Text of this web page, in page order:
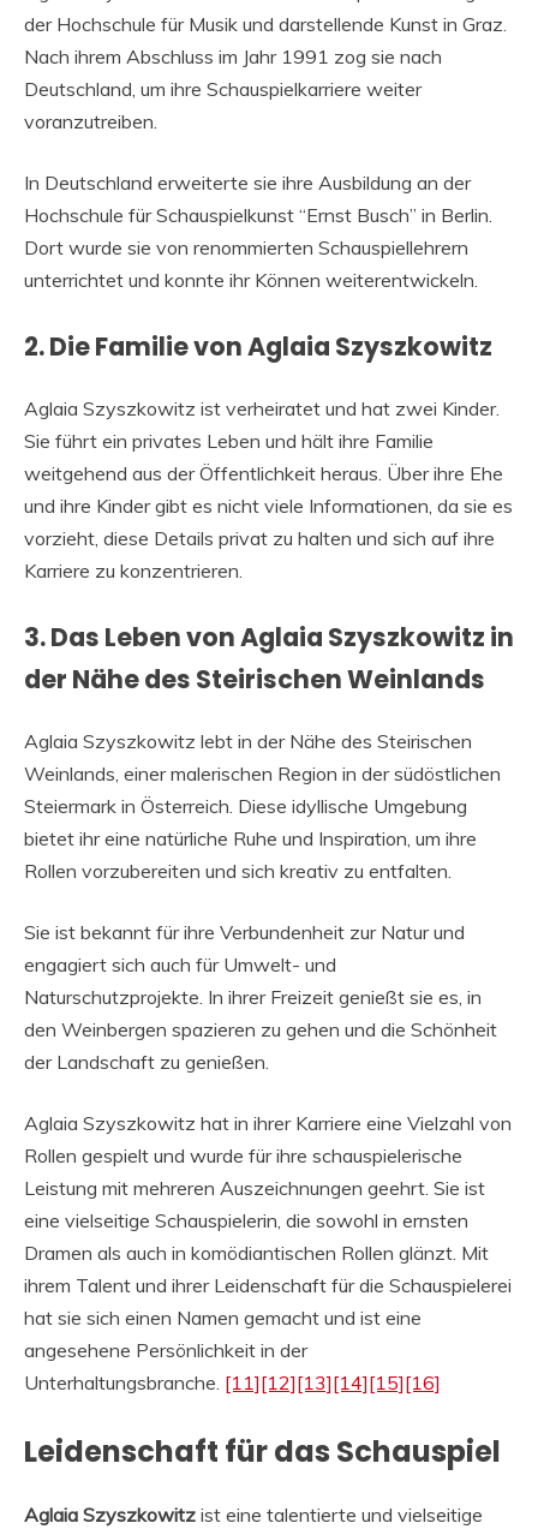
der Hochschule für Musik und darstellende Kunst in Graz.
Nach ihrem Abschluss im Jahr 1991 zog sie nach
Deutschland, um ihre Schauspielkarriere weiter
voranzutreiben.
In Deutschland erweiterte sie ihre Ausbildung an der
Hochschule für Schauspielkunst “Ernst Busch” in Berlin.
Dort wurde sie von renommierten Schauspiellehrern
unterrichtet und konnte ihr Können weiterentwickeln.
2. Die Familie von Aglaia Szyszkowitz
Aglaia Szyszkowitz ist verheiratet und hat zwei Kinder.
Sie führt ein privates Leben und hält ihre Familie
weitgehend aus der Öffentlichkeit heraus. Über ihre Ehe
und ihre Kinder gibt es nicht viele Informationen, da sie es
vorzieht, diese Details privat zu halten und sich auf ihre
Karriere zu konzentrieren.
3. Das Leben von Aglaia Szyszkowitz in
der Nähe des Steirischen Weinlands
Aglaia Szyszkowitz lebt in der Nähe des Steirischen
Weinlands, einer malerischen Region in der südöstlichen
Steiermark in Österreich. Diese idyllische Umgebung
bietet ihr eine natürliche Ruhe und Inspiration, um ihre
Rollen vorzubereiten und sich kreativ zu entfalten.
Sie ist bekannt für ihre Verbundenheit zur Natur und
engagiert sich auch für Umwelt- und
Naturschutzprojekte. In ihrer Freizeit genießt sie es, in
den Weinbergen spazieren zu gehen und die Schönheit
der Landschaft zu genießen.
Aglaia Szyszkowitz hat in ihrer Karriere eine Vielzahl von
Rollen gespielt und wurde für ihre schauspielerische
Leistung mit mehreren Auszeichnungen geehrt. Sie ist
eine vielseitige Schauspielerin, die sowohl in ernsten
Dramen als auch in komödiantischen Rollen glänzt. Mit
ihrem Talent und ihrer Leidenschaft für die Schauspielerei
hat sie sich einen Namen gemacht und ist eine
angesehene Persönlichkeit in der
Unterhaltungsbranche. [11][12][13][14][15][16]
Leidenschaft für das Schauspiel
Aglaia Szyszkowitz ist eine talentierte und vielseitige